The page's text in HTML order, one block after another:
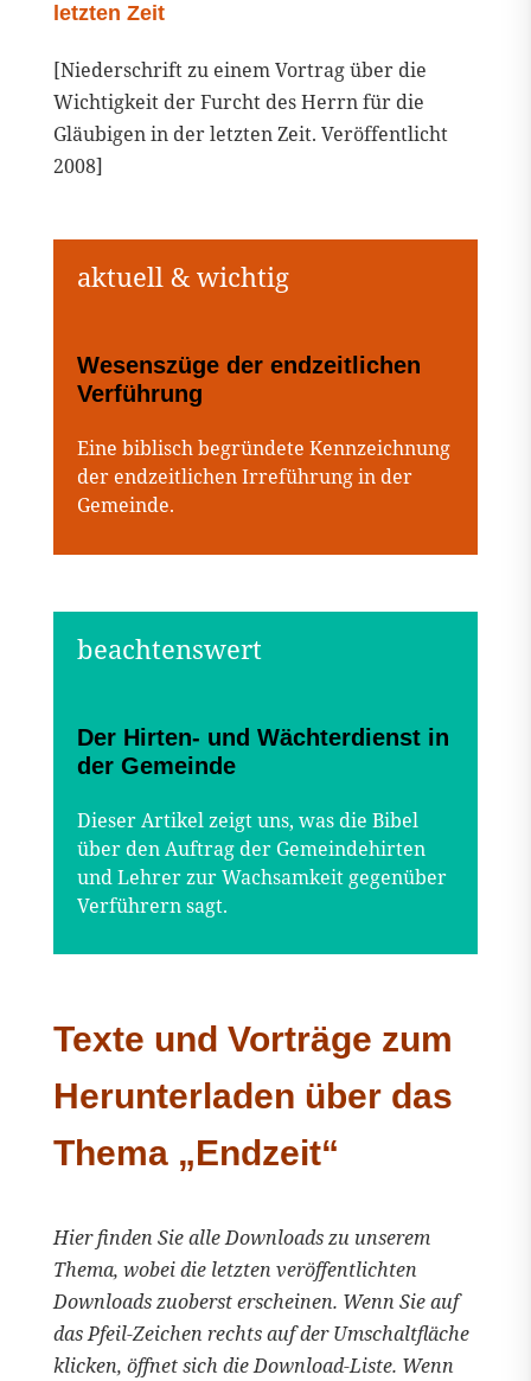
letzten Zeit
[Niederschrift zu einem Vortrag über die
Wichtigkeit der Furcht des Herrn für die
Gläubigen in der letzten Zeit. Veröffentlicht
2008]
Wesenszüge der endzeitlichen
Verführung
Eine biblisch begründete Kennzeichnung
der endzeitlichen Irreführung in der
Gemeinde.
Der Hirten- und Wächterdienst in
der Gemeinde
Dieser Artikel zeigt uns, was die Bibel
über den Auftrag der Gemeindehirten
und Lehrer zur Wachsamkeit gegenüber
Verführern sagt.
Texte und Vorträge zum
Herunterladen über das
Thema „Endzeit“
Hier finden Sie alle Downloads zu unserem
Thema, wobei die letzten veröffentlichten
Downloads zuoberst erscheinen. Wenn Sie auf
das Pfeil-Zeichen rechts auf der Umschaltfläche
klicken, öffnet sich die Download-Liste. Wenn